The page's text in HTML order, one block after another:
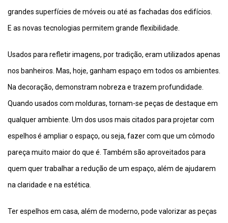
grandes superfícies de móveis ou até as fachadas dos edifícios.
E as novas tecnologias permitem grande flexibilidade.
Usados para refletir imagens, por tradição, eram utilizados apenas
nos banheiros. Mas, hoje, ganham espaço em todos os ambientes.
Na decoração, demonstram nobreza e trazem profundidade.
Quando usados com molduras, tornam-se peças de destaque em
qualquer ambiente. Um dos usos mais citados para projetar com
espelhos é ampliar o espaço, ou seja, fazer com que um cômodo
pareça muito maior do que é. Também são aproveitados para
quem quer trabalhar a redução de um espaço, além de ajudarem
na claridade e na estética.
Ter espelhos em casa, além de moderno, pode valorizar as peças